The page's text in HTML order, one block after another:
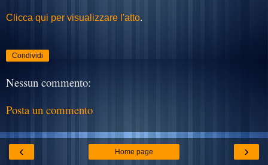
Clicca qui per visualizzare l'atto.
Condividi
Nessun commento:
Posta un commento
‹ ›
Home page